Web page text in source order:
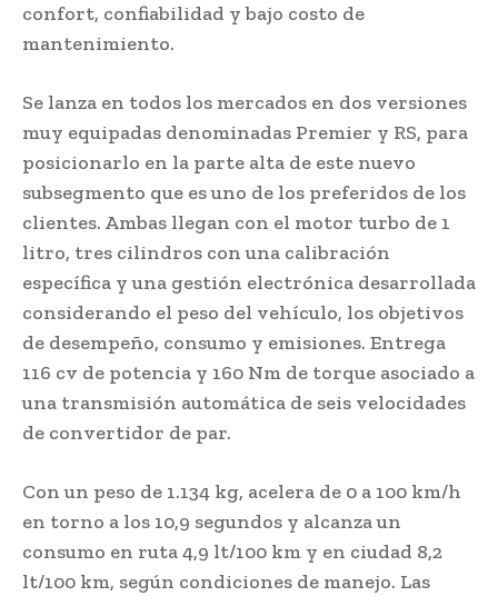
confort, confiabilidad y bajo costo de
mantenimiento.
Se lanza en todos los mercados en dos versiones
muy equipadas denominadas Premier y RS, para
posicionarlo en la parte alta de este nuevo
subsegmento que es uno de los preferidos de los
clientes. Ambas llegan con el motor turbo de 1
litro, tres cilindros con una calibración
específica y una gestión electrónica desarrollada
considerando el peso del vehículo, los objetivos
de desempeño, consumo y emisiones. Entrega
116 cv de potencia y 160 Nm de torque asociado a
una transmisión automática de seis velocidades
de convertidor de par.
Con un peso de 1.134 kg, acelera de 0 a 100 km/h
en torno a los 10,9 segundos y alcanza un
consumo en ruta 4,9 lt/100 km y en ciudad 8,2
lt/100 km, según condiciones de manejo. Las